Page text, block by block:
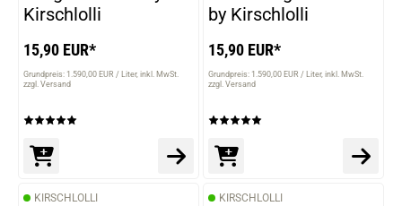
Kirschlolli
15,90 EUR*
Grundpreis: 1.590,00 EUR / Liter inkl. MwSt.
zzgl. Versand
by Kirschlolli
15,90 EUR*
Grundpreis: 1.590,00 EUR / Liter inkl. MwSt.
zzgl. Versand
KIRSCHLOLLI KIRSCHLOLLI